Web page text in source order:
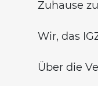
Zuhause
Wir, das
Über die